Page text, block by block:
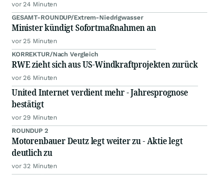
vor 24 Minuten
GESAMT-ROUNDUP/Extrem-Niedrigwasser
Minister kündigt Sofortmaßnahmen an
vor 25 Minuten
KORREKTUR/Nach Vergleich
RWE zieht sich aus US-Windkraftprojekten zurück
vor 26 Minuten
United Internet verdient mehr - Jahresprognose
bestätigt
vor 29 Minuten
ROUNDUP 2
Motorenbauer Deutz legt weiter zu - Aktie legt
deutlich zu
vor 32 Minuten